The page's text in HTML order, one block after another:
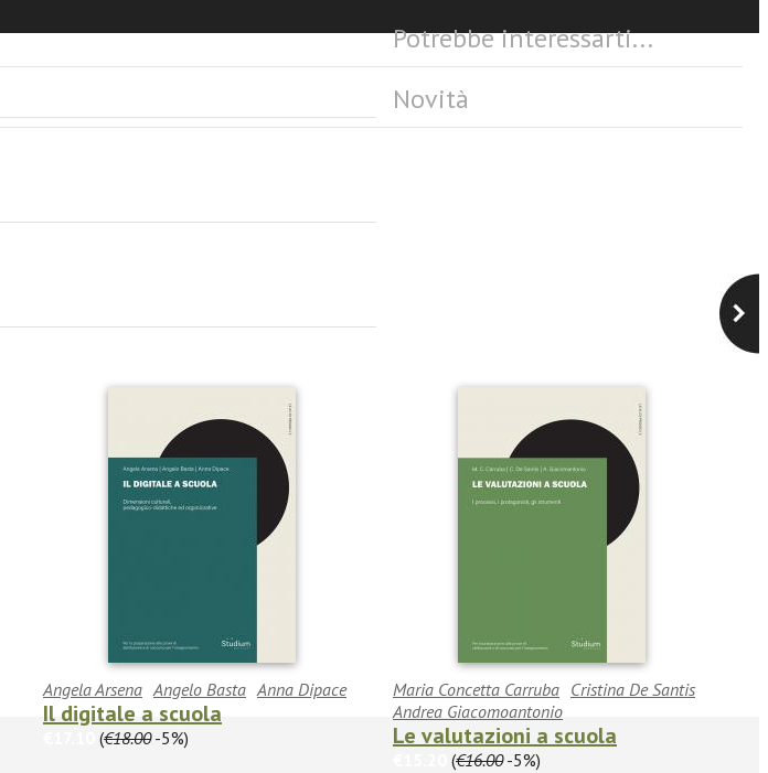
Potrebbe interessarti...
Angela Arsena Angelo Basta Anna Dipace
Il digitale a scuola
(€18.00-5%)
Maria Concetta Carruba Cristina De Santis
Andrea Giacomoantonio
Le valutazioni a scuola
(€16.00-5%)
Novità